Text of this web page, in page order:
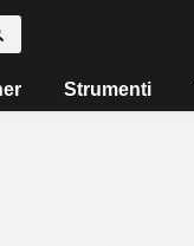
Strumenti